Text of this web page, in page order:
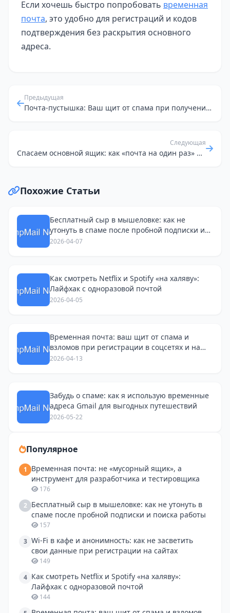
Если хочешь быстро попробовать временная
почта, это удобно для регистраций и кодов
подтверждения без раскрытия основного
адреса.
Предыдущая
Почта-пустышка: Ваш щит от спама при получении страховых предложений
Следующая
Спасаем основной ящик: как «почта на один раз» помогает держать inbox в нуле
Похожие Статьи
Бесплатный сыр в мышеловке: как не
утонуть в спаме после пробной подписки и
поиска работы
2026-04-07
Как смотреть Netflix и Spotify «на халяву»:
Лайфхак с одноразовой почтой
2026-04-05
Временная почта: ваш щит от спама и
взломов при регистрации в соцсетях и на
Avito
2026-04-13
Забудь о спаме: как я использую временные
адреса Gmail для выгодных путешествий
2026-05-22
Популярное
1
Временная почта: не «мусорный ящик», а
инструмент для разработчика и тестировщика
176
2 Бесплатный сыр в мышеловке: как не утонуть в
спаме после пробной подписки и поиска работы
157
3 Wi-Fi в кафе и анонимность: как не засветить
свои данные при регистрации на сайтах
149
4 Как смотреть Netflix и Spotify «на халяву»:
Лайфхак с одноразовой почтой
144